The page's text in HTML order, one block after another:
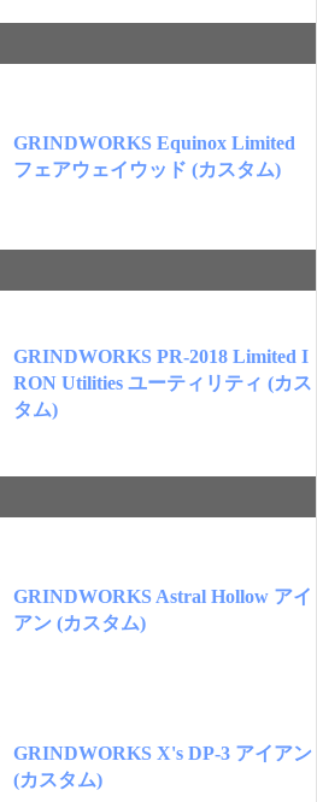
GRINDWORKS Equinox Limited
フェアウェイウッド (カスタム)
GRINDWORKS PR-2018 Limited I
RON Utilities ユーティリティ (カス
タム)
GRINDWORKS Astral Hollow アイ
アン (カスタム)
GRINDWORKS X's DP-3 アイアン
(カスタム)